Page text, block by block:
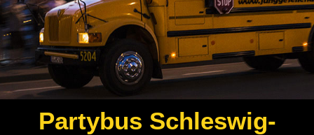
Partybus Schleswig-